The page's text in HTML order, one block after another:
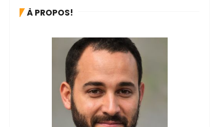
À PROPOS!